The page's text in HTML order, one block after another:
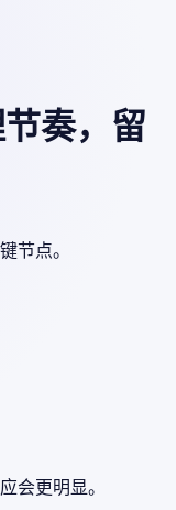
奏，留
节点。
会更明显。